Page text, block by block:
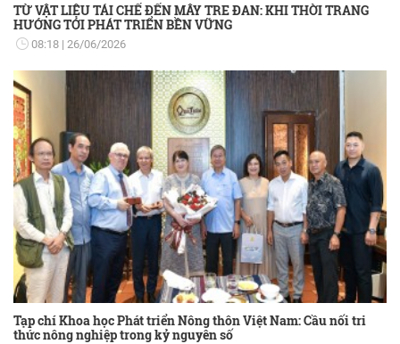
TỪ VẬT LIỆU TÁI CHẾ ĐẾN MÂY TRE ĐAN: KHI THỜI TRANG
HƯỚNG TỚI PHÁT TRIỂN BỀN VỮNG
08:18 26/06/2026
Tạp chí Khoa học Phát triển Nông thôn Việt Nam: Cầu nối tri
thức nông nghiệp trong kỷ nguyên số